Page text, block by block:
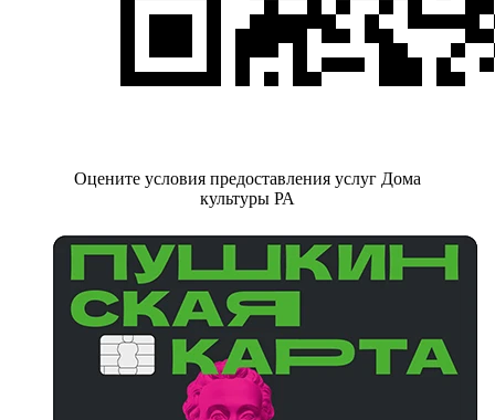
Оцените условия предоставления услуг Дома
культуры РА